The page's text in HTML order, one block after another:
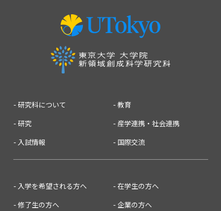
研究科について
教育
研究
産学連携・社会連携
入試情報
国際交流
入学を希望される方へ
在学生の方へ
修了生の方へ
企業の方へ